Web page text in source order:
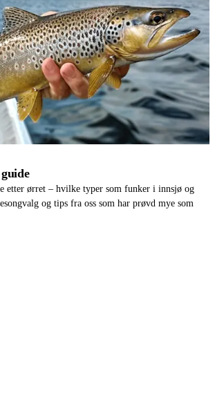
etter ørret – hvilke typer som funker i innsjø og
og tips fra oss som har prøvd mye som